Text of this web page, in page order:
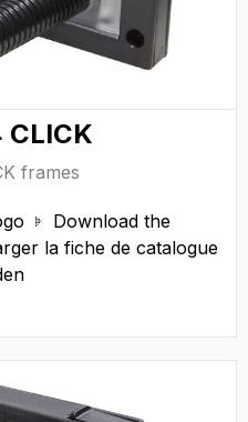
CLICK
frames

Download the
la fiche de catalogue